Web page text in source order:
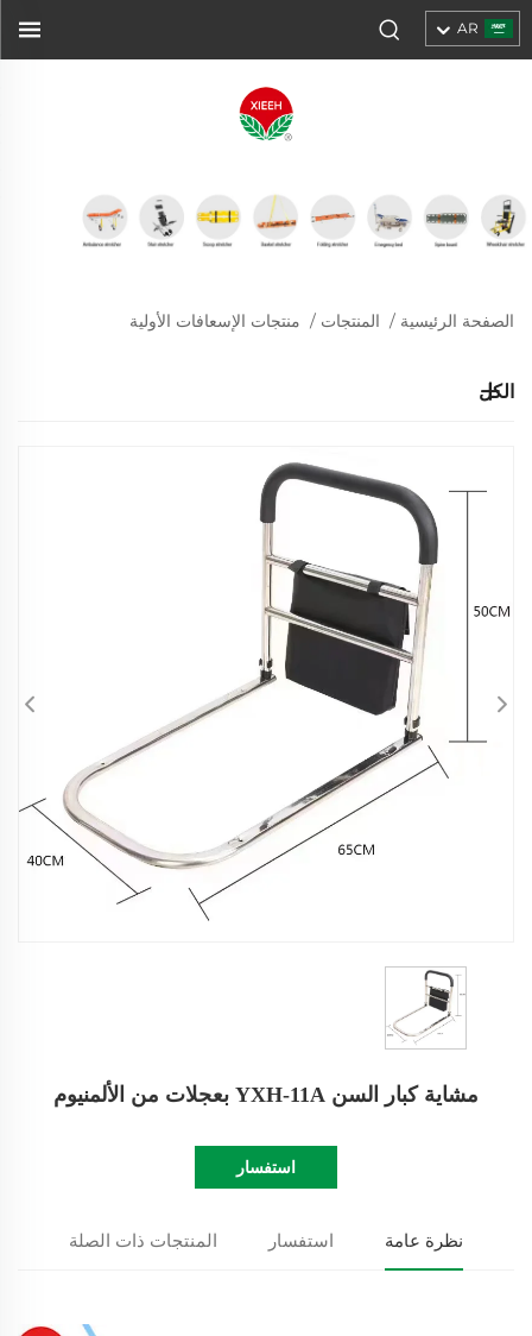
AR
الصفحة الرئيسية / المنتجات / منتجات الإسعافات الأولية
الكل
مشاية كبار السن YXH-11A بعجلات من الألمنيوم
استفسار
نظرة عامة استفسار المنتجات ذات الصلة